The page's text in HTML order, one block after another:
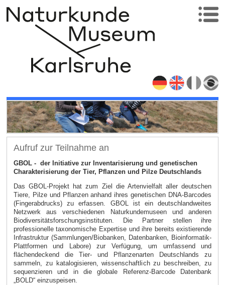
Aufruf zur Teilnahme an
GBOL - der Initiative zur Inventarisierung und genetischen
Charakterisierung der Tier, Pflanzen und Pilze Deutschlands
Das GBOL-Projekt hat zum Ziel die Artenvielfalt aller deutschen
Tiere, Pilze und Pflanzen anhand ihres genetischen DNA-Barcodes
(Fingerabdrucks) zu erfassen. GBOL ist ein deutschlandweites
Netzwerk aus verschiedenen Naturkundemuseen und anderen
Biodiversitätsforschungsinstituten. Die Partner stellen ihre
professionelle taxonomische Expertise und ihre bereits existierende
Infrastruktur (Sammlungen/Biobanken, Datenbanken, Bioinformatik-
Plattformen und Labore) zur Verfügung, um umfassend und
flächendeckend die Tier- und Pflanzenarten Deutschlands zu
sammeln, zu katalogisieren, wissenschaftlich zu beschreiben, zu
sequenzieren und in die globale Referenz-Barcode Datenbank
„BOLD“ einzuspeisen.